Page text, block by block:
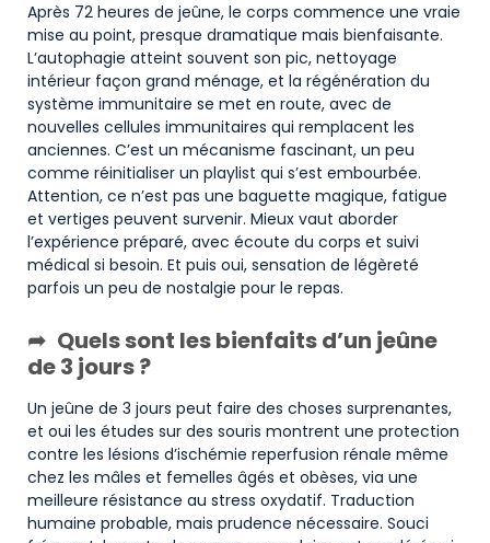
Après 72 heures de jeûne, le corps commence une vraie
mise au point, presque dramatique mais bienfaisante.
L’autophagie atteint souvent son pic, nettoyage
intérieur façon grand ménage, et la régénération du
système immunitaire se met en route, avec de
nouvelles cellules immunitaires qui remplacent les
anciennes. C’est un mécanisme fascinant, un peu
comme réinitialiser un playlist qui s’est embourbée.
Attention, ce n’est pas une baguette magique, fatigue
et vertiges peuvent survenir. Mieux vaut aborder
l’expérience préparé, avec écoute du corps et suivi
médical si besoin. Et puis oui, sensation de légèreté
parfois un peu de nostalgie pour le repas.
Quels sont les bienfaits d’un jeûne
de 3 jours ?
Un jeûne de 3 jours peut faire des choses surprenantes,
et oui les études sur des souris montrent une protection
contre les lésions d’ischémie reperfusion rénale même
chez les mâles et femelles âgés et obèses, via une
meilleure résistance au stress oxydatif. Traduction
humaine probable, mais prudence nécessaire. Souci